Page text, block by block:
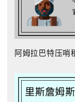
阿姆拉巴特压哨